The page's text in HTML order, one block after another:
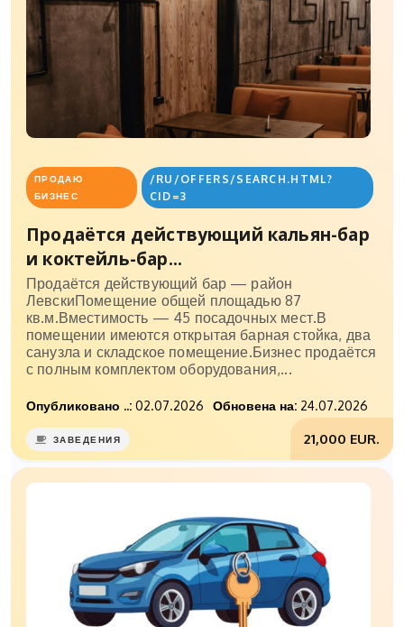
ПРОДАЮ
БИЗНЕС
/RU/OFFERS/SEARCH.HTML?
CID=3
Продаётся действующий кальян-бар
и коктейль-бар...
Продаётся действующий бар — район
ЛевскиПомещение общей площадью 87
кв.м.Вместимость — 45 посадочных мест.В
помещении имеются открытая барная стойка, два
санузла и складское помещение.Бизнес продаётся
с полным комплектом оборудования,...
Опубликовано ..: 02.07.2026 Обновена на: 24.07.2026
21,000 EUR.
ЗАВЕДЕНИЯ